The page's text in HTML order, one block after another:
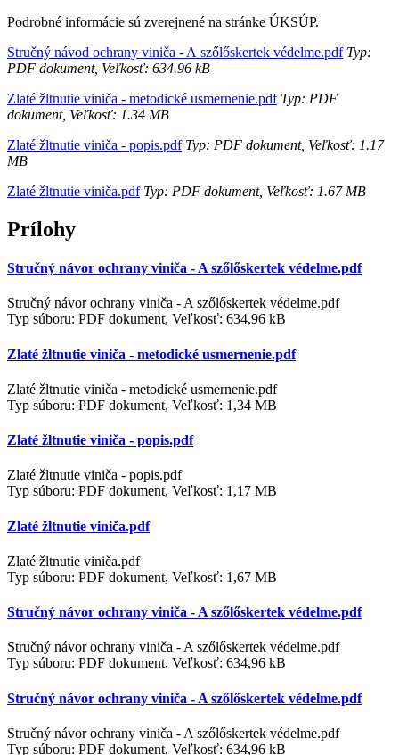
Podrobné informácie sú zverejnené na stránke ÚKSÚP.
Stručný návod ochrany viniča - A szőlőskertek védelme.pdfTyp:
PDF dokument, Veľkosť: 634.96 kB
Zlaté žltnutie viniča - metodické usmernenie.pdfTyp: PDF
dokument, Veľkosť: 1.34 MB
Zlaté žltnutie viniča - popis.pdfTyp: PDF dokument, Veľkosť: 1.17
MB
Zlaté žltnutie viniča.pdfTyp: PDF dokument, Veľkosť: 1.67 MB
Prílohy
Stručný návor ochrany viniča - A szőlőskertek védelme.pdf
Stručný návor ochrany viniča - A szőlőskertek védelme.pdf
Typ súboru: PDF dokument, Veľkosť: 634,96 kB
Zlaté žltnutie viniča - metodické usmernenie.pdf
Zlaté žltnutie viniča - metodické usmernenie.pdf
Typ súboru: PDF dokument, Veľkosť: 1,34 MB
Zlaté žltnutie viniča - popis.pdf
Zlaté žltnutie viniča - popis.pdf
Typ súboru: PDF dokument, Veľkosť: 1,17 MB
Zlaté žltnutie viniča.pdf
Zlaté žltnutie viniča.pdf
Typ súboru: PDF dokument, Veľkosť: 1,67 MB
Stručný návor ochrany viniča - A szőlőskertek védelme.pdf
Stručný návor ochrany viniča - A szőlőskertek védelme.pdf
Typ súboru: PDF dokument, Veľkosť: 634,96 kB
Stručný návor ochrany viniča - A szőlőskertek védelme.pdf
Stručný návor ochrany viniča - A szőlőskertek védelme.pdf
Typ súboru: PDF dokument, Veľkosť: 634,96 kB